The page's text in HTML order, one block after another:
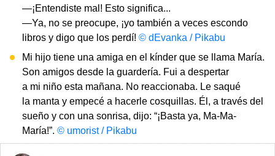
—¡Entendiste mal! Esto significa...
—Ya, no se preocupe, ¡yo también a veces escondo
libros y digo que los perdí! © dEvanka / Pikabu
Mi hijo tiene una amiga en el kínder que se llama María.
Son amigos desde la guardería. Fui a despertar
a mi niño esta mañana. No reaccionaba. Le saqué
la manta y empecé a hacerle cosquillas. Él, a través del
sueño y con una sonrisa, dijo: “¡Basta ya, Ma-Ma-
María!”. © umorist / Pikabu